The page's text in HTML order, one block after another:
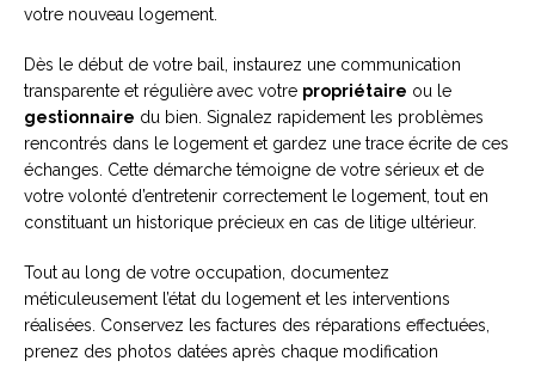
votre nouveau logement.
Dès le début de votre bail, instaurez une communication
transparente et régulière avec votre propriétaire ou le
gestionnaire du bien. Signalez rapidement les problèmes
rencontrés dans le logement et gardez une trace écrite de ces
échanges. Cette démarche témoigne de votre sérieux et de
votre volonté d’entretenir correctement le logement, tout en
constituant un historique précieux en cas de litige ultérieur.
Tout au long de votre occupation, documentez
méticuleusement l’état du logement et les interventions
réalisées. Conservez les factures des réparations effectuées,
prenez des photos datées après chaque modification